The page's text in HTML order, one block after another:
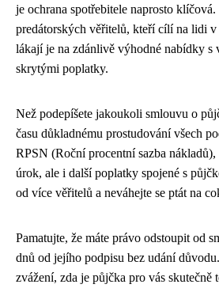
je ochrana spotřebitele naprosto
predátorských věřitelů, kteří cílí na lidi v
lákají je na zdánlivě výhodné nabídky s
skrytými poplatky.
Než podepíšete jakoukoli smlouvu o
času důkladnému prostudování všech
RPSN (Roční procentní sazba nákladů),
úrok, ale i další poplatky spojené s
od více věřitelů a neváhejte se ptát na
Pamatujte, že máte právo odstoupit od
dnů od jejího podpisu bez udání
zvážení, zda je půjčka pro vás skutečně